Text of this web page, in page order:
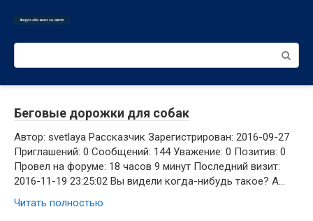
Поиск:
Беговые дорожки для собак
Автор: svetlaya Рассказчик Зарегистрирован: 2016-09-27
Приглашений: 0 Сообщений: 144 Уважение: 0 Позитив: 0
Провел на форуме: 18 часов 9 минут Последний визит:
2016-11-19 23:25:02 Вы видели когда-нибудь такое? А…
Читать полностью